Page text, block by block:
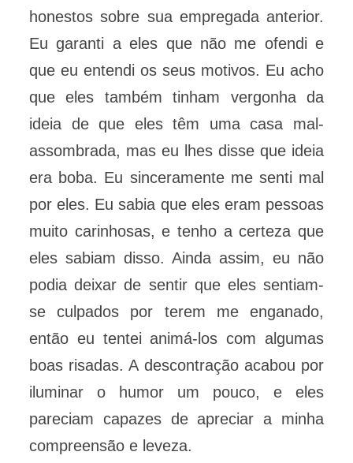
honestos sobre sua empregada anterior.
Eu garanti a eles que não me ofendi e
que eu entendi os seus motivos. Eu acho
que eles também tinham vergonha da
ideia de que eles têm uma casa mal-
assombrada, mas eu lhes disse que ideia
era boba. Eu sinceramente me senti mal
por eles. Eu sabia que eles eram pessoas
muito carinhosas, e tenho a certeza que
eles sabiam disso. Ainda assim, eu não
podia deixar de sentir que eles sentiam-
se culpados por terem me enganado,
então eu tentei animá-los com algumas
boas risadas. A descontração acabou por
iluminar o humor um pouco, e eles
pareciam capazes de apreciar a minha
compreensão e leveza.